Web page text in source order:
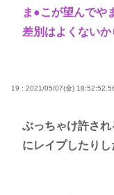
ま●こが望んでや
差別はよくない
19 : 2021/05/07(金)
ぶっちゃけ許さ
にレイプしたり